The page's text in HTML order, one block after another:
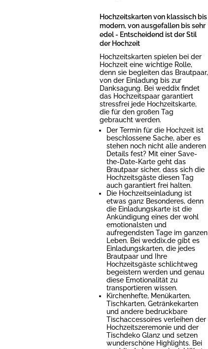
Hochzeitskarten von klassisch bis
modern, von ausgefallen bis sehr
edel - Entscheidend ist der Stil
der Hochzeit
Hochzeitskarten spielen bei der
Hochzeit eine wichtige Rolle,
denn sie begleiten das Brautpaar,
von der Einladung bis zur
Danksagung. Bei weddix findet
das Hochzeitspaar garantiert
stressfrei jede Hochzeitskarte,
die für den großen Tag
gebraucht werden.
Der Termin für die Hochzeit ist
beschlossene Sache, aber es
stehen noch nicht alle anderen
Details fest? Mit einer Save-
the-Date-Karte geht das
Brautpaar sicher, dass sich die
Hochzeitsgäste diesen Tag
auch garantiert frei halten.
Die Hochzeitseinladung ist
etwas ganz Besonderes, denn
die Einladungskarte ist die
Ankündigung eines der wohl
emotionalsten und
aufregendsten Tage im ganzen
Leben. Bei weddix.de gibt es
Einladungskarten, die jedes
Brautpaar und Ihre
Hochzeitsgäste schlichtweg
begeistern werden und genau
diese Emotionalität zu
transportieren wissen.
Kirchenhefte, Menükarten,
Tischkarten, Getränkekarten
und andere bedruckbare
Tischaccessoires verleihen der
Hochzeitszeremonie und der
Tischdeko Glanz und setzen
wunderschöne Highlights. Bei